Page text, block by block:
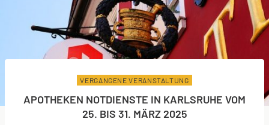
VERGANGENE VERANSTALTUNG
APOTHEKEN NOTDIENSTE IN KARLSRUHE VOM
25. BIS 31. MÄRZ 2025